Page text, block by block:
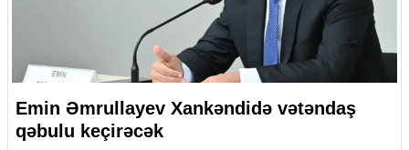
Emin Əmrullayev Xankəndidə vətəndaş
qəbulu keçirəcək